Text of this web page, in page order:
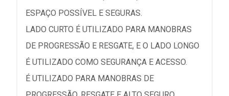
ESPAÇO POSSÍVEL E SEGURAS.
LADO CURTO É UTILIZADO PARA MANOBRAS
DE PROGRESSÃO E RESGATE, E O LADO LONGO
É UTILIZADO COMO SEGURANÇA E ACESSO.
É UTILIZADO PARA MANOBRAS DE